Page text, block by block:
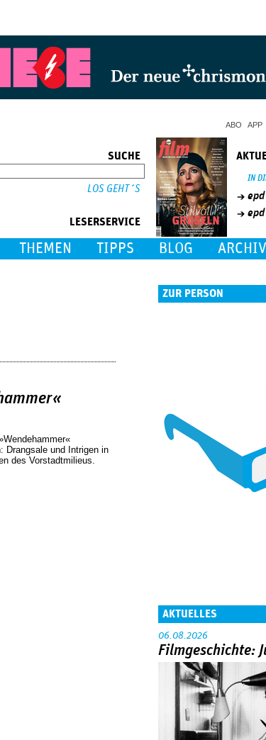
ABO APP
SUCHE
LESERSERVICE
IN
THEMEN TIPPS BLOG ARCHIV
Drangsale und Intrigen in
des Vorstadtmilieus.
ZUR PERSON
AKTUELLES
06.08.2026
Filmgeschichte: